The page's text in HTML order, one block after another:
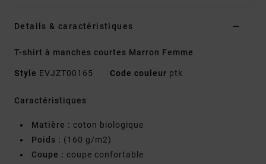
Details & caractéristiques
T-shirt à manches courtes Marron Femme
Style EVJZT00165 Code couleur ptk
Caractéristiques
Matière : coton biologique
Poids : (160 g/m2)
Coupe : coupe confortable